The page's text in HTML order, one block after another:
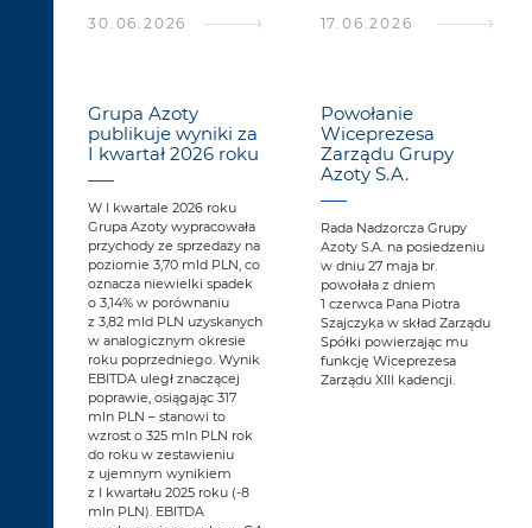
30.06.2026 17.06.2026
Grupa Azoty
publikuje wyniki za
I kwartał 2026 roku
W I kwartale 2026 roku
Grupa Azoty wypracowała
przychody ze sprzedaży na
poziomie 3,70 mld PLN, co
oznacza niewielki spadek
o 3,14% w porównaniu
z 3,82 mld PLN uzyskanych
w analogicznym okresie
roku poprzedniego. Wynik
EBITDA uległ znaczącej
poprawie, osiągając 317
mln PLN – stanowi to
wzrost o 325 mln PLN rok
do roku w zestawieniu
z ujemnym wynikiem
z I kwartału 2025 roku (-8
mln PLN). EBITDA
Powołanie
Wiceprezesa
Zarządu Grupy
Azoty S.A.
Rada Nadzorcza Grupy
Azoty S.A. na posiedzeniu
w dniu 27 maja br.
powołała z dniem
1 czerwca Pana Piotra
Szajczyka w skład Zarządu
Spółki powierzając mu
funkcję Wiceprezesa
Zarządu XIII kadencji.